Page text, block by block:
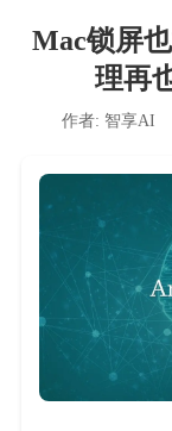
Mac锁屏
理再
作者: 智享AI